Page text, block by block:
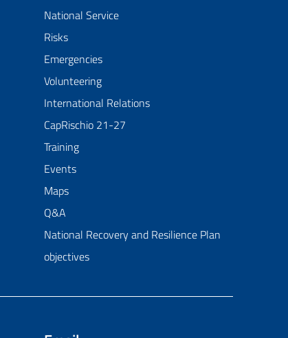
National Service
Risks
Emergencies
Volunteering
International Relations
CapRischio 21-27
Training
Events
Maps
Q&A
National Recovery and Resilience Plan
objectives